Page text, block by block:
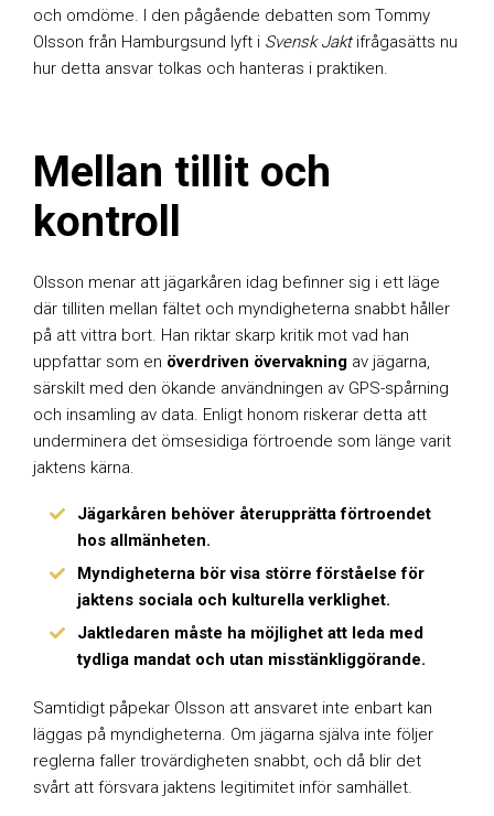
och omdöme. I den pågående debatten som Tommy
Olsson från Hamburgsund lyft i Svensk Jaktifrågasätts nu
hur detta ansvar tolkas och hanteras i praktiken.
Mellan tillit och
kontroll
Olsson menar att jägarkåren idag befinner sig i ett läge
där tilliten mellan fältet och myndigheterna snabbt håller
på att vittra bort. Han riktar skarp kritik mot vad han
uppfattar som en överdriven övervakning av jägarna,
särskilt med den ökande användningen av GPS-spårning
och insamling av data. Enligt honom riskerar detta att
underminera det ömsesidiga förtroende som länge varit
jaktens kärna.
Jägarkåren behöver återupprätta förtroendet
hos allmänheten.
Myndigheterna bör visa större förståelse för
jaktens sociala och kulturella verklighet.
Jaktledaren måste ha möjlighet att leda med
tydliga mandat och utan misstänkliggörande.
Samtidigt påpekar Olsson att ansvaret inte enbart kan
läggas på myndigheterna. Om jägarna själva inte följer
reglerna faller trovärdigheten snabbt, och då blir det
svårt att försvara jaktens legitimitet inför samhället.